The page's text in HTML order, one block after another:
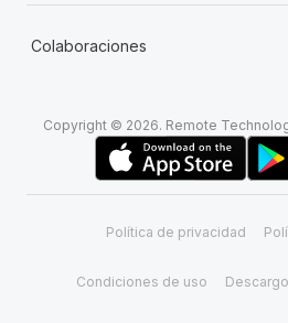
Colaboraciones
Copyright © 2026. Remote
Política de privacidad
Condiciones de uso